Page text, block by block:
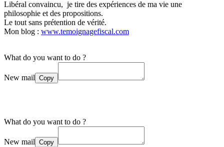
Libéral convaincu, je tire des expériences de ma vie une
philosophie et des propositions.
Le tout sans prétention de vérité.
Mon blog : www.temoignagefiscal.com
What do you want to do ?
New mail Copy
What do you want to do ?
New mail Copy